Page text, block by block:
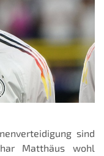
sind
Matthäus wohl